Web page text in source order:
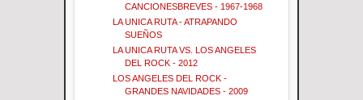
CANCIONESBREVES - 1967-1968
LA UNICA RUTA - ATRAPANDO
SUEÑOS
LA UNICA RUTA VS. LOS ANGELES
DEL ROCK - 2012
LOS ANGELES DEL ROCK -
GRANDES NAVIDADES - 2009